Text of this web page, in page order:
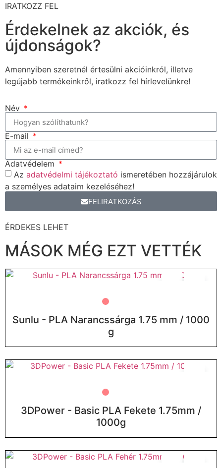
IRATKOZZ FEL
Érdekelnek az akciók, és
újdonságok?
Amennyiben szeretnél értesülni akcióinkról, illetve
legújabb termékeinkről, iratkozz fel hírlevelünkre!
Név
E-mail
Adatvédelem
Az adatvédelmi tájékoztató ismeretében hozzájárulok
a személyes adataim kezeléséhez!
FELIRATKOZÁS
ÉRDEKES LEHET
MÁSOK MÉG EZT VETTÉK
Sunlu - PLA Narancssárga 1.75 mm / 1000
g
3DPower - Basic PLA Fekete 1.75mm /
1000g